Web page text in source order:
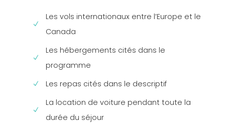
Les vols internationaux entre l’Europe et le
Canada
Les hébergements cités dans le
programme
Les repas cités dans le descriptif
La location de voiture pendant toute la
durée du séjour